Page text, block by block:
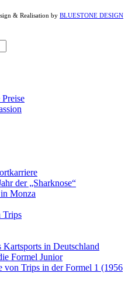
& Realisation by BLUESTONE DESIGN
der „Sharknose“
Monza
Trips
in Deutschland
Formel Junior
von Trips in der Formel 1 (1956